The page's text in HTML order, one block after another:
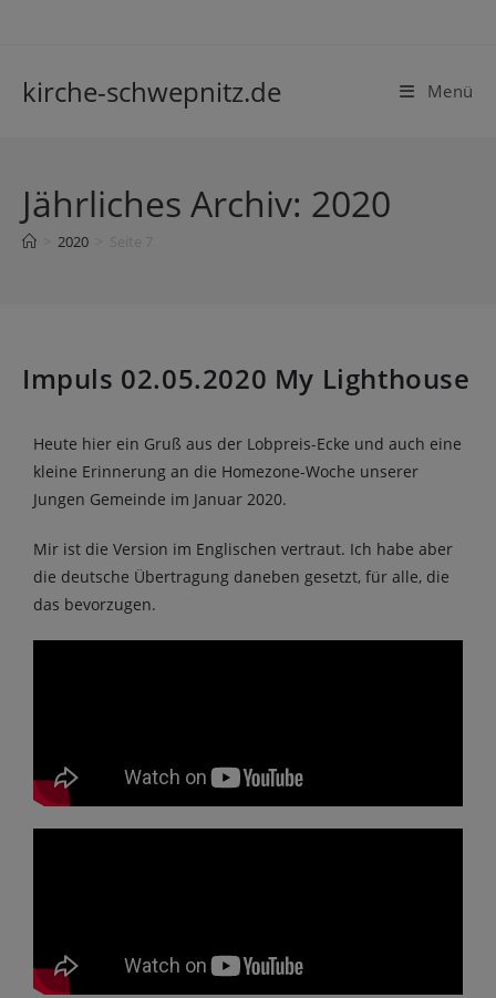
kirche-schwepnitz.de Menü
Jährliches Archiv: 2020
2020
Impuls 02.05.2020 My Lighthouse
Heute hier ein Gruß aus der Lobpreis-Ecke und auch eine
kleine Erinnerung an die Homezone-Woche unserer
Jungen Gemeinde im Januar 2020.
Mir ist die Version im Englischen vertraut. Ich habe aber
die deutsche Übertragung daneben gesetzt, für alle, die
das bevorzugen.